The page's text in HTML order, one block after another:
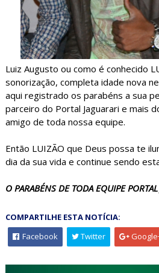
Luiz Augusto ou como é conhecido
sonorização, completa idade nova
aqui registrado os parabéns a sua
parceiro do Portal Jaguarari e mais
amigo de toda nossa equipe.
Então LUIZÃO que Deus possa te
dia da sua vida e continue sendo
O PARABÉNS DE TODA EQUIPE
COMPARTILHE ESTA NOTÍCIA:
Facebook
Twitter